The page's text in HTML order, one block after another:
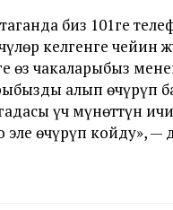
биз 101ге
келгенге чейин
өз чакаларыбыз
алып өчүрүп
үч мүнөттүн
эле өчүрүп койду», —